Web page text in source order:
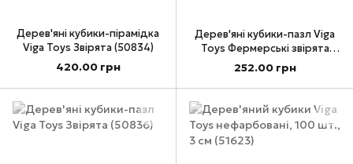
Дерев'яні кубики-пірамідка
Viga Toys Звірята (50834)
420.00 грн
Дерев'яні кубики-пазл Viga
Toys Фермерські звірята
(50835)
252.00 грн